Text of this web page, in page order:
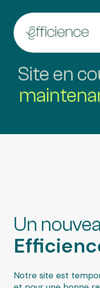
main
content
Site en
Un
Notre site est